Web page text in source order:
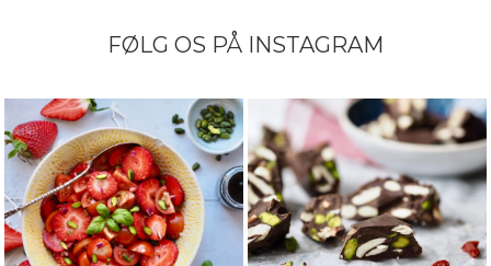
FØLG OS PÅ INSTAGRAM